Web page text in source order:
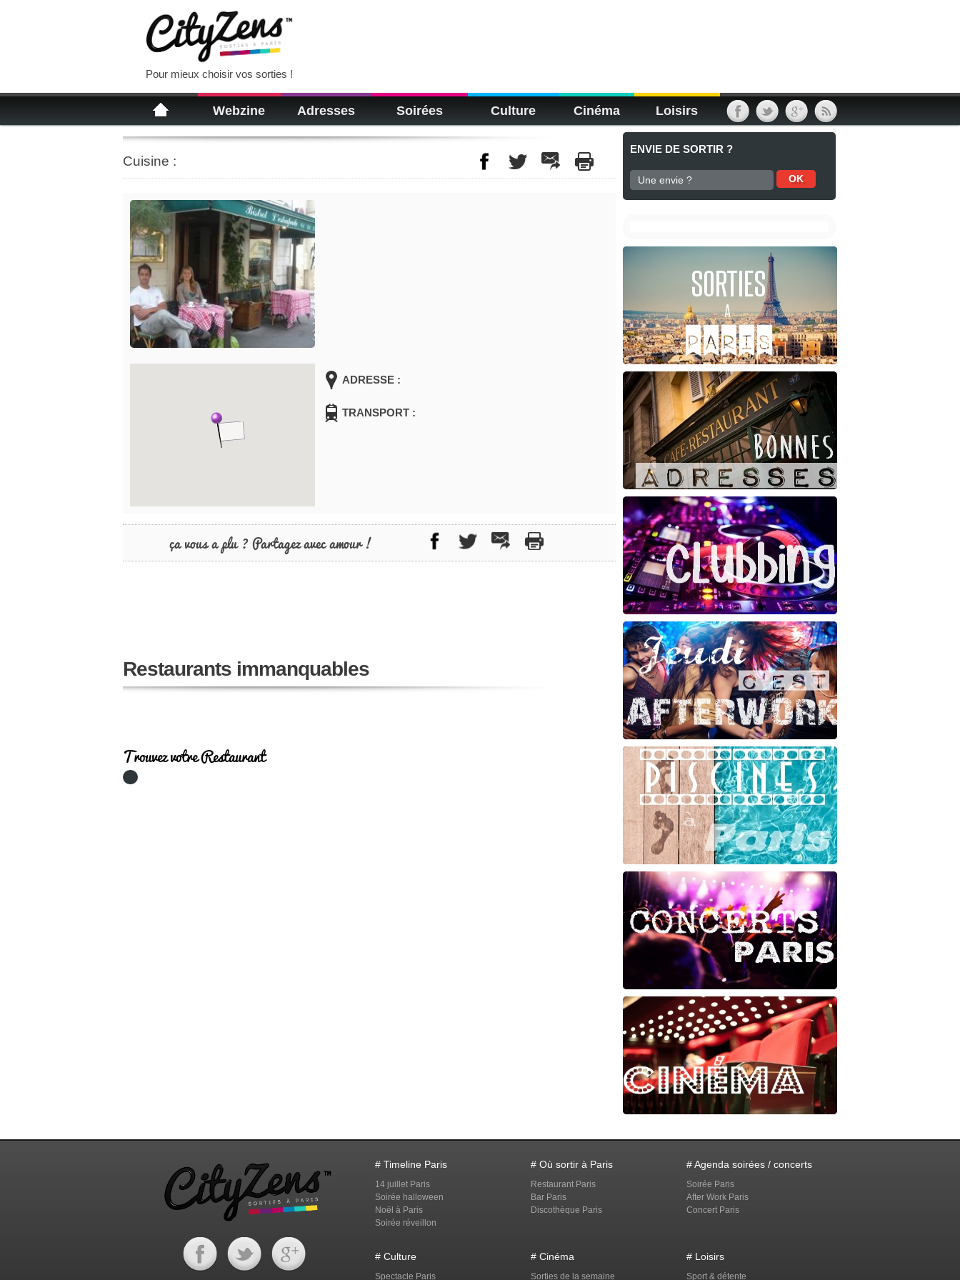
Pour mieux choisir vos sorties !
Webzine Adresses Soirées Culture Cinéma Loisirs
Cuisine :
ADRESSE :
TRANSPORT :
ça vous a plu ? Partagez avec amour !
Restaurants immanquables
Trouvez votre Restaurant
ENVIE DE SORTIR ?
# Timeline Paris
14 juillet Paris
Soirée halloween
Noël à Paris
Soirée réveillon
# Où sortir à Paris
Restaurant Paris
Bar Paris
Discothèque Paris
# Agenda soirées / concerts
Soirée Paris
After Work Paris
Concert Paris
# Culture
Spectacle Paris
# Cinéma
Sorties de la semaine
# Loisirs
Sport & détente